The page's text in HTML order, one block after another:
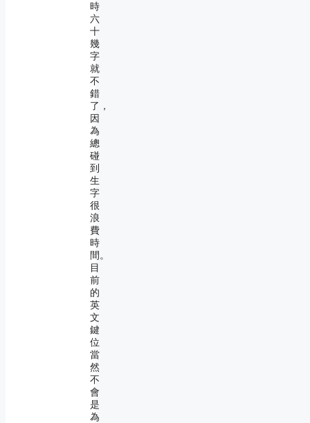
時
六
十
幾
字
就
不
錯
了，
因
為
總
碰
到
生
字
很
浪
費
時
間。
目
前
的
英
文
鍵
位
當
然
不
會
是
為